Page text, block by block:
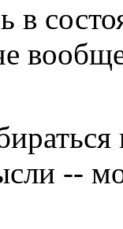
в
--